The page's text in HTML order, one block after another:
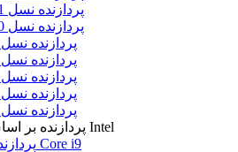
پردازنده نسل 11
پردازنده نسل 10
پردازنده نسل 9
پردازنده نسل 8
پردازنده نسل 7
پردازنده نسل 6
پردازنده نسل 4
پردازنده بر اساس مدل Intel
پردازنده Core i9